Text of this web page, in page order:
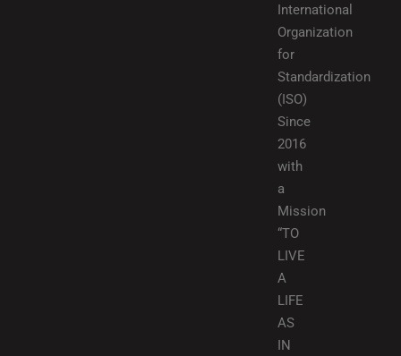
International
Organization
for
Standardization
(ISO)
Since
2016
with
a
Mission
“TO
LIVE
A
LIFE
AS
IN